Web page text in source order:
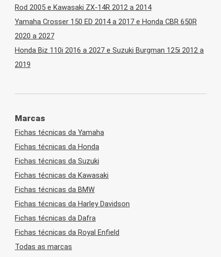
Rod 2005 e Kawasaki ZX-14R 2012 a 2014
Yamaha Crosser 150 ED 2014 a 2017 e Honda CBR 650R
2020 a 2027
Honda Biz 110i 2016 a 2027 e Suzuki Burgman 125i 2012 a
2019
Marcas
Fichas técnicas da Yamaha
Fichas técnicas da Honda
Fichas técnicas da Suzuki
Fichas técnicas da Kawasaki
Fichas técnicas da BMW
Fichas técnicas da Harley Davidson
Fichas técnicas da Dafra
Fichas técnicas da Royal Enfield
Todas as marcas